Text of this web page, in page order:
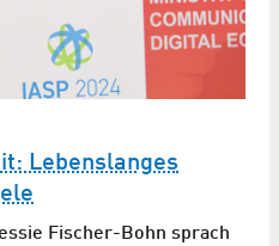
Lebenslanges
Fischer-Bohn sprach